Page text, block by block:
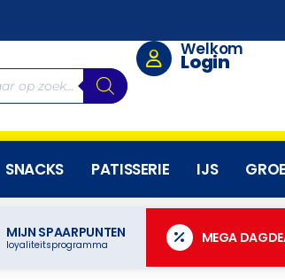
Welkom
Login
SNACKS PATISSERIE IJS
MIJN SPAARPUNTEN
loyaliteitsprogramma MEGA